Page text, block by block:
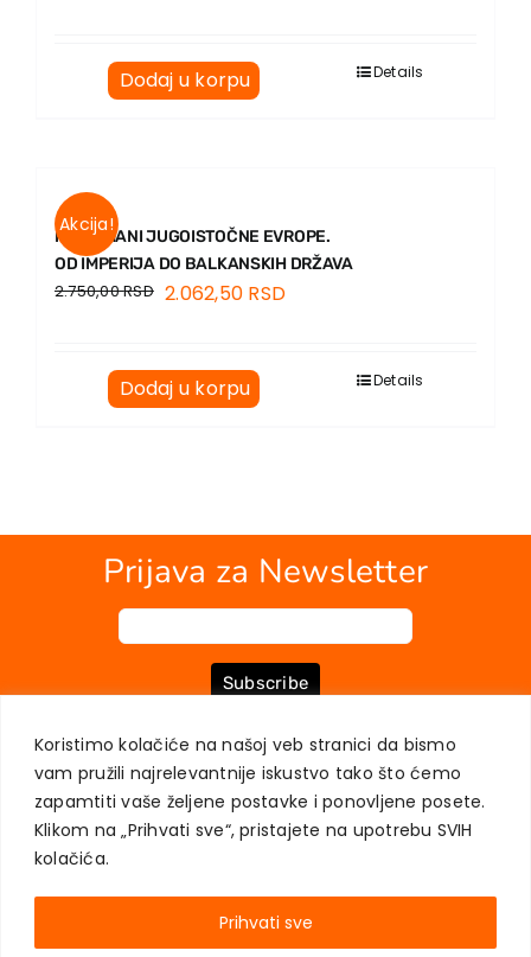
Koristimo kolačiće na našoj veb stranici da bismo
vam pružili najrelevantnije iskustvo tako što ćemo
zapamtiti vaše željene postavke i ponovljene posete.
Klikom na „Prihvati sve“, pristajete na upotrebu SVIH
kolačića.
Prihvati sve
Dodaj u korpu Details
Akcija!
MUSLIMANI JUGOISTOČNE EVROPE.
OD IMPERIJA DO BALKANSKIH DRŽAVA
2.750,00RSD 2.062,50 RSD
Dodaj u korpu Details
Prijava za Newsletter
Subscribe
O NAMA KNJIGE MOJ NALOG KONTAKT
USLOVI KUPOVINE
ZAŠTITA PRIVATNOSTI KORISNIKA
AKADEMSKA KNJIGA © 2023